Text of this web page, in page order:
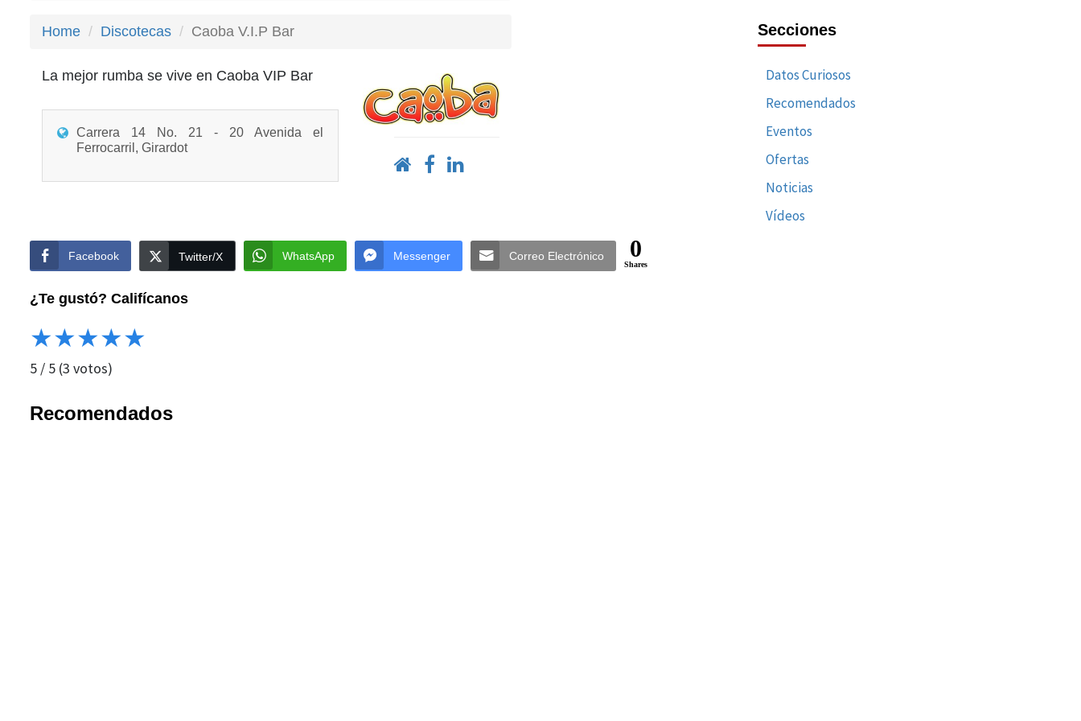
Home Discotecas Caoba V.I.P Bar
La mejor rumba se vive en Caoba VIP Bar
Carrera 14 No. 21 - 20 Avenida el
Ferrocarril, Girardot
Facebook Twitter/X WhatsApp Messenger Correo Electrónico 0
Shares
¿Te gustó? Califícanos
★★★★★
5 / 5 (3 votos)
Recomendados
Secciones
Datos Curiosos
Recomendados
Eventos
Ofertas
Noticias
Vídeos